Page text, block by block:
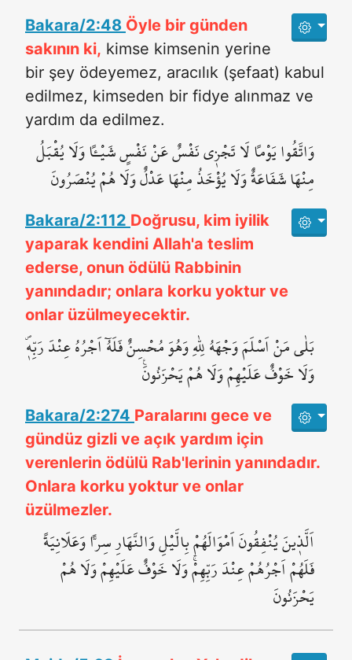
Bakara/2:48 Öyle bir günden
sakının ki, kimse kimsenin yerine
bir şey ödeyemez, aracılık (şefaat) kabul
edilmez, kimseden bir fidye alınmaz ve
yardım da edilmez.
وَاتَّقُوا يَوْماً لَا تَجْز۪ي نَفْسٌ عَنْ نَفْسٍ شَيْـٔاً وَلَا يُقْبَلُ
مِنْهَا شَفَاعَةٌ وَلَا يُؤْخَذُ مِنْهَا عَدْلٌ وَلَا هُمْ يُنْصَرُونَ
Bakara/2:112 Doğrusu, kim iyilik
yaparak kendini Allah'a teslim
ederse, onun ödülü Rabbinin
yanındadır; onlara korku yoktur ve
onlar üzülmeyecektir.
بَلٰى مَنْ اَسْلَمَ وَجْهَهُ لِلّٰهِ وَهُوَ مُحْسِنٌ فَلَهُٓ اَجْرُهُ عِنْدَ رَبِّه۪ۖ
وَلَا خَوْفٌ عَلَيْهِمْ وَلَا هُمْ يَحْزَنُونَ۟
Bakara/2:274 Paralarını gece ve
gündüz gizli ve açık yardım için
verenlerin ödülü Rab'lerinin yanındadır.
Onlara korku yoktur ve onlar
üzülmezler.
اَلَّذ۪ينَ يُنْفِقُونَ اَمْوَالَهُمْ بِالَّيْلِ وَالنَّهَارِ سِراًّ وَعَلَانِيَةً
فَلَهُمْ اَجْرُهُمْ عِنْدَ رَبِّهِمْۚ وَلَا خَوْفٌ عَلَيْهِمْ وَلَا هُمْ
يَحْزَنُونَ